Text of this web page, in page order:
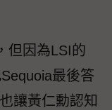
但因為LSI的
最後答
讓黃仁勳認知